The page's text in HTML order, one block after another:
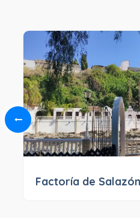
Factoría de